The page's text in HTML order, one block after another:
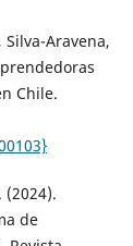
Silva-Aravena,
Chile.
(2024).
de